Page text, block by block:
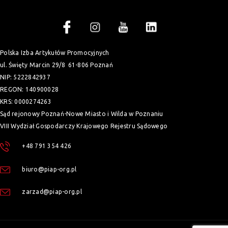
Polska Izba Artykułów Promocyjnych
ul. Święty Marcin 29/8 61-806 Poznań
NIP: 5222842937
REGON: 140900028
KRS: 0000274263
Sąd rejonowy Poznań-Nowe Miasto i Wilda w Poznaniu
VIII Wydział Gospodarczy Krajowego Rejestru Sądowego
+48 791 354 426
biuro@piap-org.pl
zarzad@piap-org.pl